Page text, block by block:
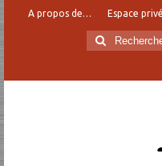
A propos de… Espace privé
Rechercher
: